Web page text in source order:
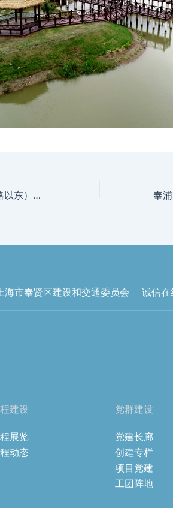
G228公路（鳗鲤泾-海湾路以东）新建工程FXI-1标、3标
上海市奉贤区建设和交通委员会 诚信在
建设
展览
动态
党群建设
党建长廊
创建专栏
项目党建
工团阵地